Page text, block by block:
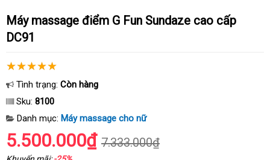
Máy massage điểm G Fun Sundaze cao cấp
DC91
Tình trạng: Còn hàng
Sku: 8100
Danh mục: Máy massage cho nữ
5.500.000₫ 7.333.000₫